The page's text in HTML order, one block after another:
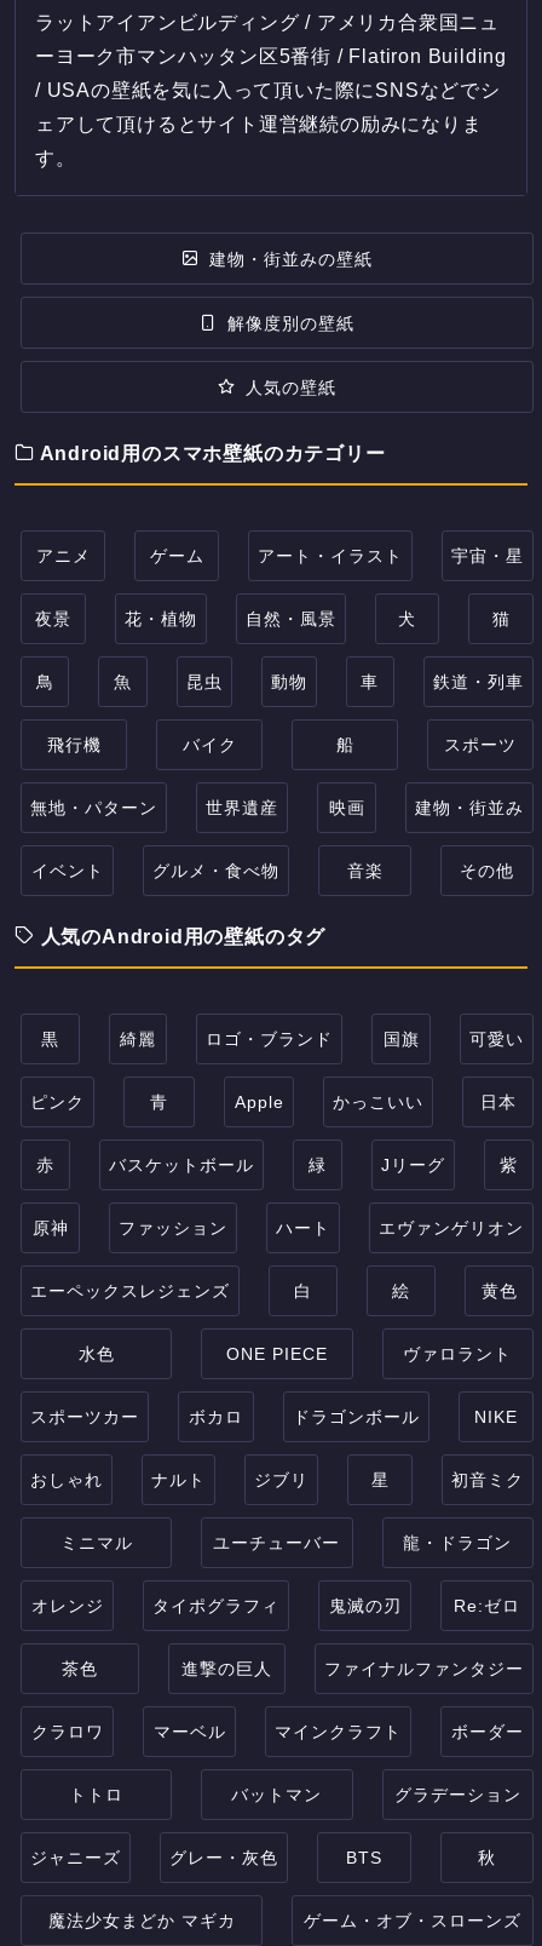
ラットアイアンビルディング / アメリカ合衆国ニュ
ーヨーク市マンハッタン区5番街 / Flatiron Building
/ USAの壁紙を気に入って頂いた際にSNSなどでシ
ェアして頂けるとサイト運営継続の励みになりま
す。
建物・街並みの壁紙
解像度別の壁紙
人気の壁紙
Android用のスマホ壁紙のカテゴリー
アニメ ゲーム アート・イラスト 宇宙・星
夜景 花・植物 自然・風景 犬 猫
鳥 魚 昆虫 動物 車 鉄道・列車
飛行機 バイク 船 スポーツ
無地・パターン 世界遺産 映画 建物・街並み
イベント グルメ・食べ物 音楽 その他
人気のAndroid用の壁紙のタグ
黒 綺麗 ロゴ・ブランド 国旗 可愛い
ピンク 青 Apple かっこいい 日本
赤 バスケットボール 緑 Jリーグ 紫
原神 ファッション ハート エヴァンゲリオン
エーペックスレジェンズ 白 絵 黄色
水色 ONE PIECE ヴァロラント
スポーツカー ボカロ ドラゴンボール NIKE
おしゃれ ナルト ジブリ 星 初音ミク
ミニマル ユーチューバー 龍・ドラゴン
オレンジ タイポグラフィ 鬼滅の刃 Re:ゼロ
茶色 進撃の巨人 ファイナルファンタジー
クラロワ マーベル マインクラフト ボーダー
トトロ バットマン グラデーション
ジャニーズ グレー・灰色 BTS 秋
魔法少女まどか マギカ ゲーム・オブ・スローンズ